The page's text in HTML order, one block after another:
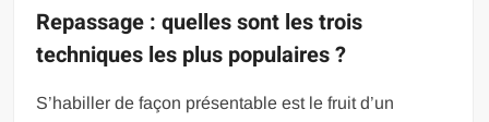
Repassage : quelles sont les trois
techniques les plus populaires ?
S’habiller de façon présentable est le fruit d’un